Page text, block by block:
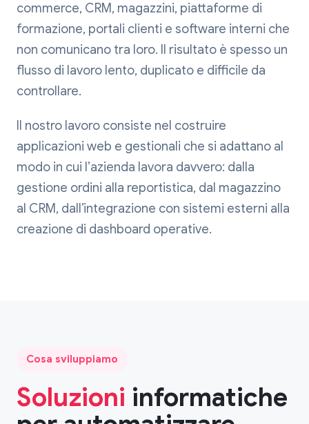
commerce, CRM, magazzini, piattaforme di
formazione, portali clienti e software interni che
non comunicano tra loro. Il risultato è spesso un
flusso di lavoro lento, duplicato e difficile da
controllare.
Il nostro lavoro consiste nel costruire
applicazioni web e gestionali che si adattano al
modo in cui l’azienda lavora davvero: dalla
gestione ordini alla reportistica, dal magazzino
al CRM, dall’integrazione con sistemi esterni alla
creazione di dashboard operative.
Cosa sviluppiamo
Soluzioni informatiche